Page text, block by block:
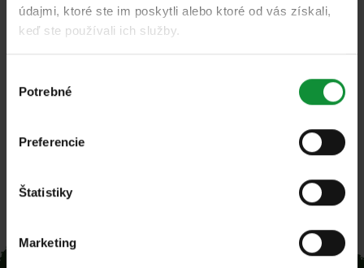
údajmi, ktoré ste im poskytli alebo ktoré od vás získali,
keď ste používali ich služby.
súhlasu
Potrebné
Preferencie
Štatistiky
Marketing
Naše sezónne produkty Szezonális termékeink